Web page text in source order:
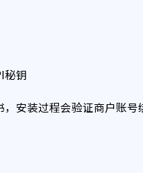
秘钥
安装过程会验证商户账号